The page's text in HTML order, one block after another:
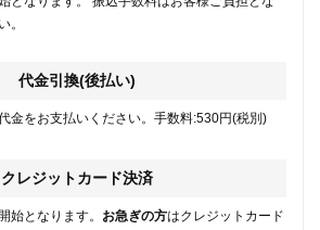
。
代金引換(後払い)
金をお支払いください。手数料:530円(税別)
クレジットカード決済
始となります。 お急ぎの方はクレジットカード